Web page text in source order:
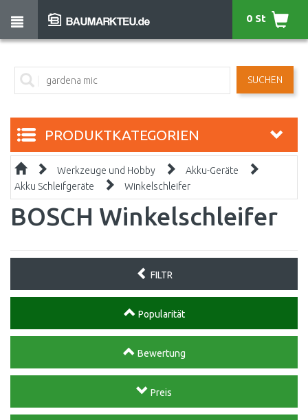
SUCHEN
0 St
PRODUKTKATEGORIEN
Werkzeuge und Hobby
Akku-Geräte
Akku Schleifgeräte
Winkelschleifer
BOSCH Winkelschleifer
FILTR
Popularität
Bewertung
Preis